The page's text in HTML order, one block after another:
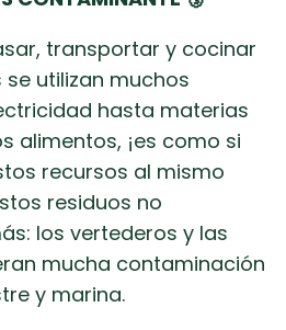
transportar y cocinar
utilizan muchos
hasta materias
alimentos, ¡es como si
recursos al mismo
residuos no
los vertederos y las
mucha contaminación
y marina.